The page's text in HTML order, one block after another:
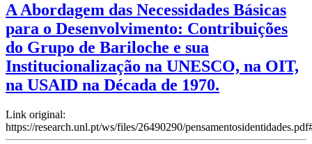
A Abordagem das Necessidades Básicas
para o Desenvolvimento: Contribuições
do Grupo de Bariloche e sua
Institucionalização na UNESCO, na OIT,
na USAID na Década de 1970.
Link original:
https://research.unl.pt/ws/files/26490290/